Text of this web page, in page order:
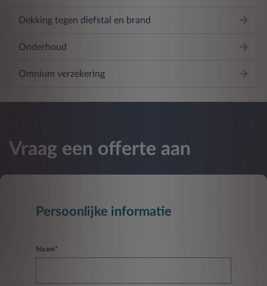
Dekking tegen diefstal en brand
Onderhoud
Omnium verzekering
Vraag een offerte aan
Persoonlijke informatie
Naam*